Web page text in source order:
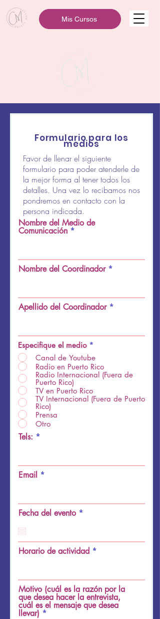
Mis Cursos
Formulario para los
medios
Favor de llenar el siguiente
formulario para poder atenderle de
la mejor forma al tener todos los
detalles. Una vez lo recibamos nos
pondremos en contacto con la
persona indicada.
Nombre del Medio de
Comunicación
Nombre del Coordinador
Apellido del Coordinador
Especifique el medio *
Canal de Youtube
Radio en Puerto Rico
Radio Internacional (Fuera de
Puerto Rico)
TV en Puerto Rico
TV Internacional (Fuera de Puerto
Rico)
Prensa
Otro
Tels:
Email
Fecha del evento *r
i
r
Horario de actividad
Motivo (cuál es la razón por la
que desea hacer la entrevista,
cuál es el mensaje que desea
llevar)